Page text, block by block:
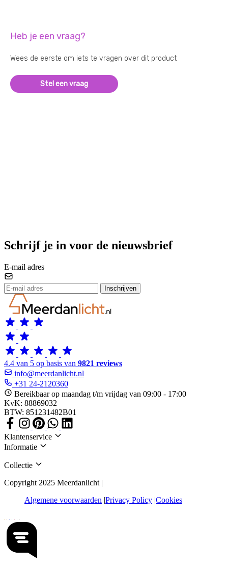
Heb je een vraag?
Wees de eerste om iets te vragen over dit product
Stel een vraag
Schrijf je in voor de nieuwsbrief
E-mail adres
Inschrijven
4.4 van 5 op basis van 9821 reviews
info@meerdanlicht.nl
+31 24-2120360
Bereikbaar op maandag t/m vrijdag van 09:00 - 17:00
KvK: 88869032
BTW: 851231482B01
Klantenservice
Informatie
Collectie
Copyright 2025 Meerdanlicht |
Algemene voorwaarden Privacy Policy Cookies